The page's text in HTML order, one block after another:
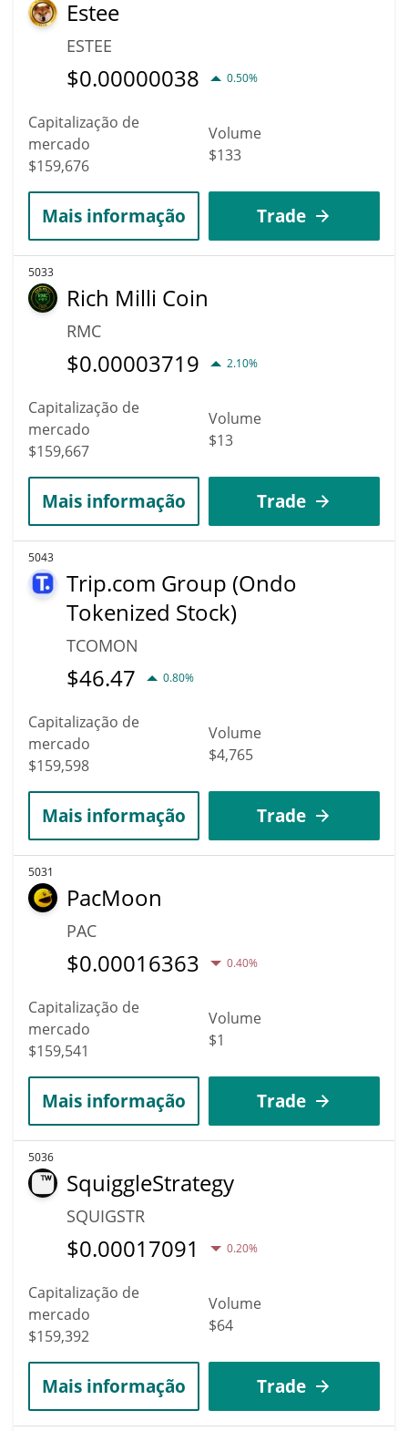
Estee
ESTEE
$0.00000038 0.50%
Capitalização de
mercado
$159,676
Volume
$133
Mais informação Trade
5033
Rich Milli Coin
RMC
$0.00003719 2.10%
Capitalização de
mercado
$159,667
Volume
$13
Mais informação Trade
5043
Trip.com Group (Ondo
Tokenized Stock)
TCOMON
$46.47 0.80%
Capitalização de
mercado
$159,598
Volume
$4,765
Mais informação Trade
5031
PacMoon
PAC
$0.00016363 0.40%
Capitalização de
mercado
$159,541
Volume
$1
Mais informação Trade
5036
SquiggleStrategy
SQUIGSTR
$0.00017091 0.20%
Capitalização de
mercado
$159,392
Volume
$64
Mais informação Trade